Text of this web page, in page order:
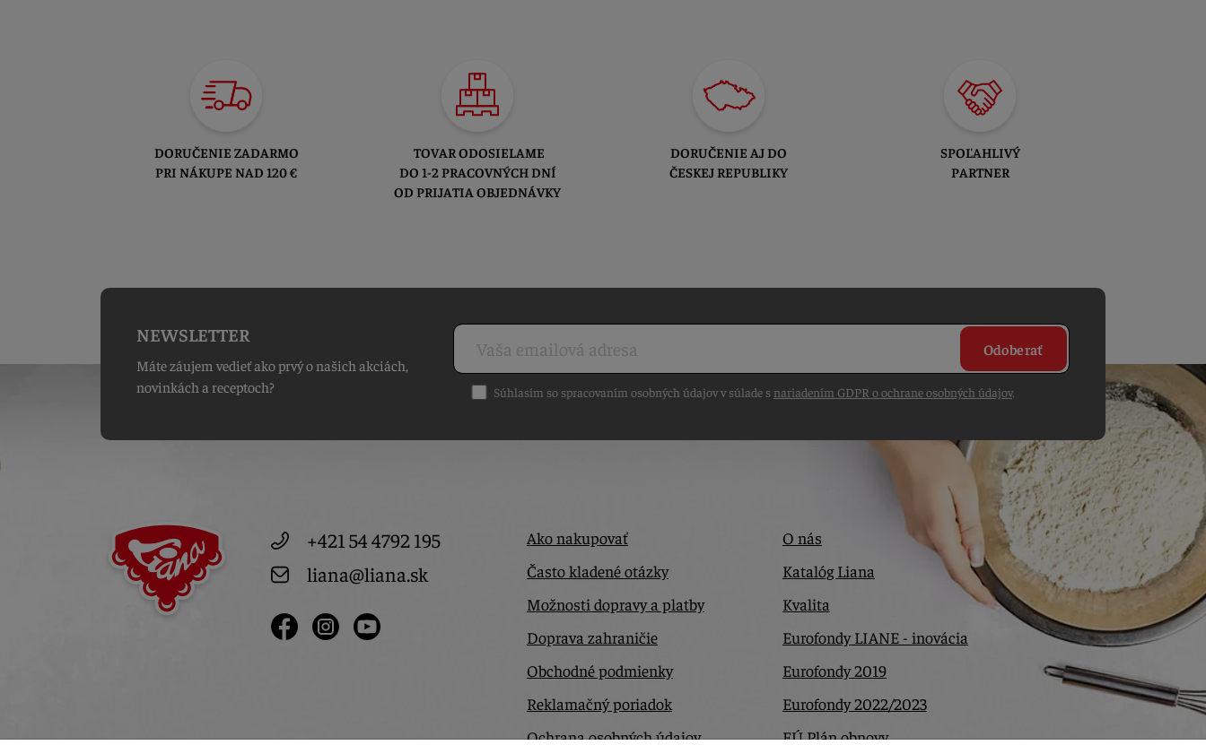
DORUČENIE ZADARMO
PRI NÁKUPE NAD 120 €
TOVAR ODOSIELAME
DO 1-2 PRACOVNÝCH DNÍ
OD PRIJATIA OBJEDNÁVKY
DORUČENIE AJ DO
ČESKEJ REPUBLIKY
SPOĽAHLIVÝ
PARTNER
NEWSLETTER
Máte záujem vedieť ako prvý o našich akciách,
novinkách a receptoch?
Odoberať
Súhlasím so spracovaním osobných údajov v súlade snariadením GDPR o ochrane osobných údajov.
+421 54 4792 195
liana@liana.sk
Ako nakupovať
Často kladené otázky
Možnosti dopravy a platby
Doprava zahraničie
Obchodné podmienky
Reklamačný poriadok
Ochrana osobných údajov
O nás
Katalóg Liana
Kvalita
Eurofondy LIANE - inovácia
Eurofondy 2019
Eurofondy 2022/2023
EÚ Plán obnovy